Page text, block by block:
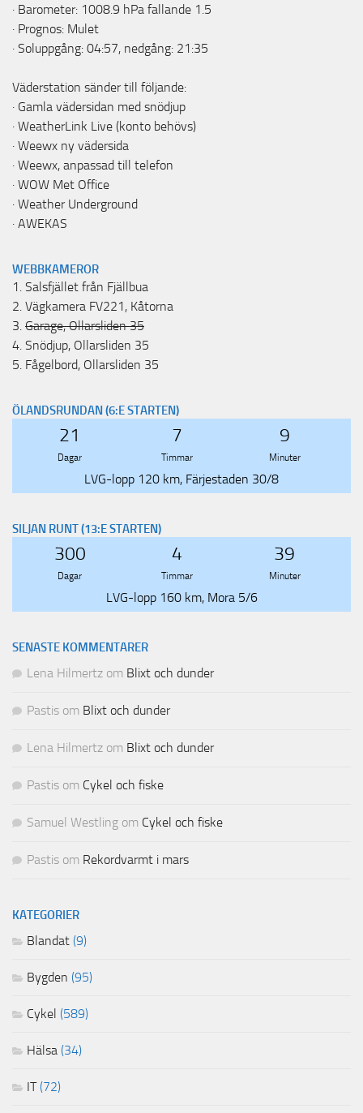
· Barometer: 1008.9 hPa fallande 1.5
· Prognos: Mulet
· Soluppgång: 04:57, nedgång: 21:35
Väderstation sänder till följande:
· Gamla vädersidan med snödjup
· WeatherLink Live (konto behövs)
· Weewx ny vädersida
· Weewx, anpassad till telefon
· WOW Met Office
· Weather Underground
· AWEKAS
WEBBKAMEROR
1. Salsfjället från Fjällbua
2. Vägkamera FV221, Kåtorna
3. Garage, Ollarsliden 35
4. Snödjup, Ollarsliden 35
5. Fågelbord, Ollarsliden 35
ÖLANDSRUNDAN (6:E STARTEN)
21
Dagar
7
Timmar
9
Minuter
LVG-lopp 120 km, Färjestaden 30/8
SILJAN RUNT (13:E STARTEN)
300
Dagar
4
Timmar
39
Minuter
LVG-lopp 160 km, Mora 5/6
SENASTE KOMMENTARER
Lena Hilmertz om Blixt och dunder
Pastis om Blixt och dunder
Lena Hilmertz om Blixt och dunder
Pastis om Cykel och fiske
Samuel Westling om Cykel och fiske
Pastis om Rekordvarmt i mars
KATEGORIER
Blandat (9)
Bygden (95)
Cykel (589)
Hälsa (34)
IT(72)